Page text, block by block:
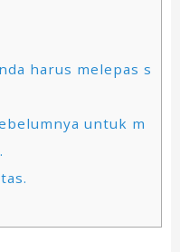
harus melepas s
untuk m